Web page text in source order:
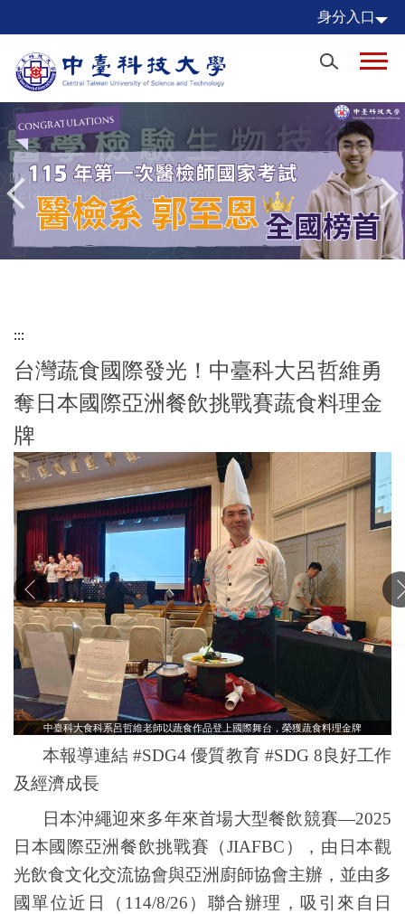
到
要
容
區
身分入口
:::
台灣蔬食國際發光！中臺科大呂哲維勇
奪日本國際亞洲餐飲挑戰賽蔬食料理金
牌
中臺科大食科系呂哲維老師以蔬食作品登上國際舞台，榮獲蔬食料理金牌
本報導連結 #SDG4 優質教育 #SDG 8良好工作
及經濟成長
日本沖繩迎來多年來首場大型餐飲競賽—2025
日本國際亞洲餐飲挑戰賽（JIAFBC ），由日本觀
光飲食文化交流協會與亞洲廚師協會主辦，並由多
國單位近日（ 114/8/26 ）聯合辦理，吸引來自日